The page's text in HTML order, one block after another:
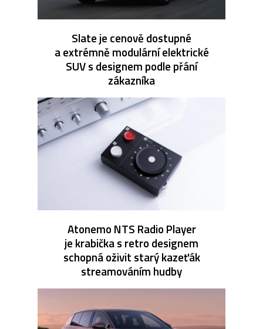
Slate je cenově dostupné
a extrémně modulární elektrické
SUV s designem podle přání
zákazníka
Atonemo NTS Radio Player
je krabička s retro designem
schopná oživit starý kazeťák
streamováním hudby